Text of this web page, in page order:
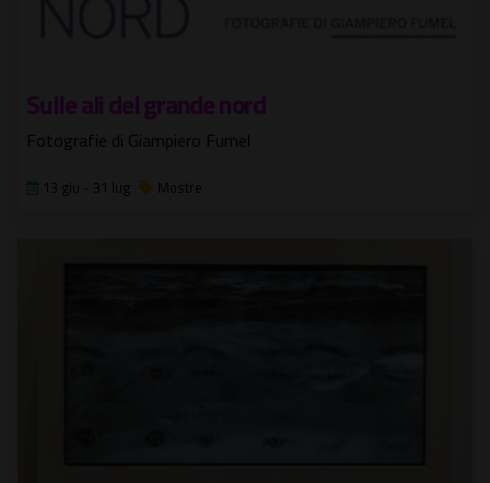
Sulle ali del grande nord
Fotografie di Giampiero Fumel
13 giu - 31 lug Mostre